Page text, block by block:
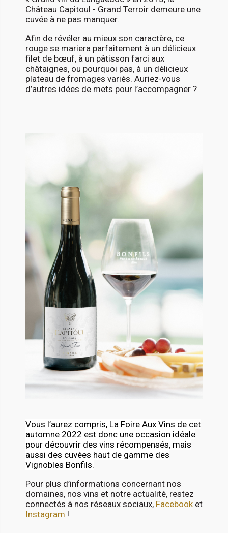
Château Capitoul - Grand Terroir demeure une
cuvée à ne pas manquer.
Afin de révéler au mieux son caractère, ce
rouge se mariera parfaitement à un délicieux
filet de bœuf, à un pâtisson farci aux
châtaignes, ou pourquoi pas, à un délicieux
plateau de fromages variés. Auriez-vous
d’autres idées de mets pour l’accompagner ?
Vous l’aurez compris, La Foire Aux Vins de cet
automne 2022 est donc une occasion idéale
pour découvrir des vins récompensés, mais
aussi des cuvées haut de gamme des
Vignobles Bonfils.
Pour plus d’informations concernant nos
domaines, nos vins et notre actualité, restez
connectés à nos réseaux sociaux, Facebook et
Instagram !